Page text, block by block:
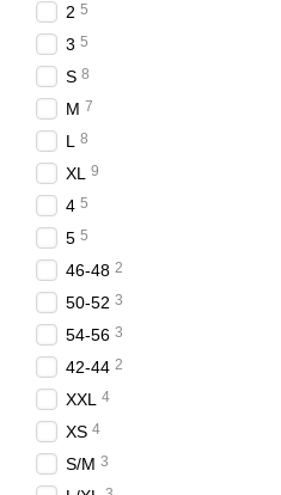
2 5
3 5
S 8
M 7
L 8
XL 9
4 5
5 5
46-48 2
50-52 3
54-56 3
42-44 2
XXL 4
XS 4
S/M 3